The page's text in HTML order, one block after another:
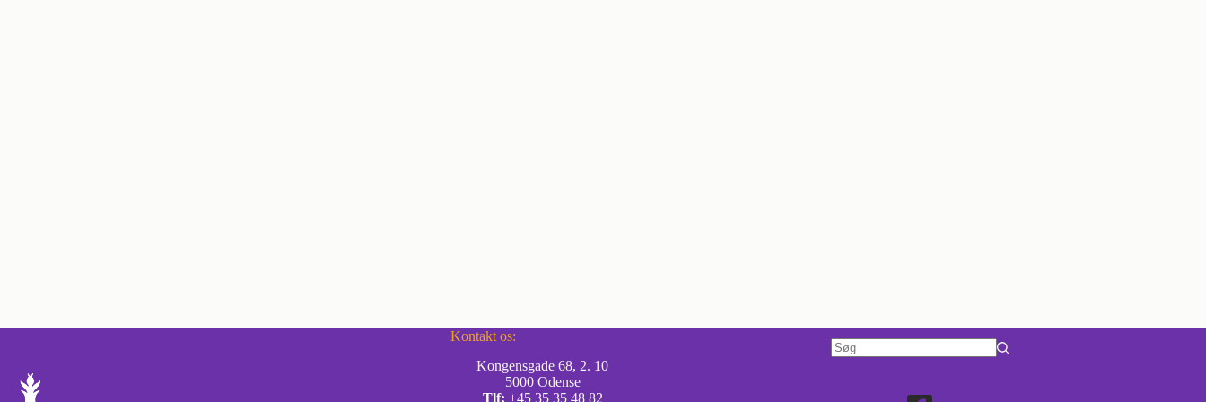
Kontakt os:
Kongensgade 68, 2. 10
5000 Odense
Tlf: +45 35 35 48 82